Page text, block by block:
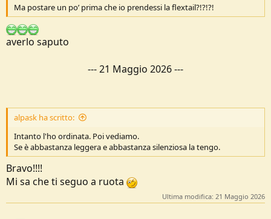
Ma postare un po’ prima che io prendessi la flextail?!?!?!
averlo saputo
---21 Maggio 2026---
alpask ha scritto:
Intanto l'ho ordinata. Poi vediamo.
Se è abbastanza leggera e abbastanza silenziosa la tengo.
Bravo!!!!
Mi sa che ti seguo a ruota
Ultima modifica: 21 Maggio 2026